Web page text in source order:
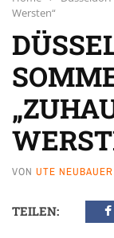
Wersten“
VON UTE NEUBAUER
TEILEN: